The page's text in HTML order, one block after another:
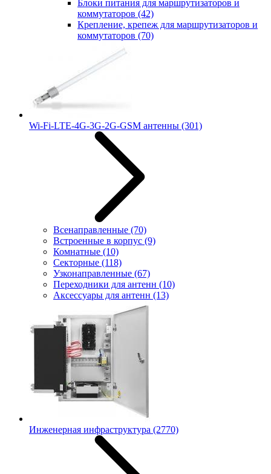
Блоки питания для маршрутизаторов и
коммутаторов (42)
Крепление, крепеж для маршрутизаторов и
коммутаторов (70)
Wi-Fi-LTE-4G-3G-2G-GSM антенны (301)
Всенаправленные (70)
Встроенные в корпус (9)
Комнатные (10)
Секторные (118)
Узконаправленные (67)
Переходники для антенн (10)
Аксессуары для антенн (13)
Инженерная инфраструктура (2770)